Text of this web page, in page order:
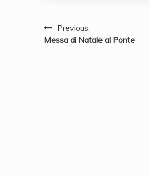
Navigazione
articoli
Previous:
Messa di Natale al Ponte